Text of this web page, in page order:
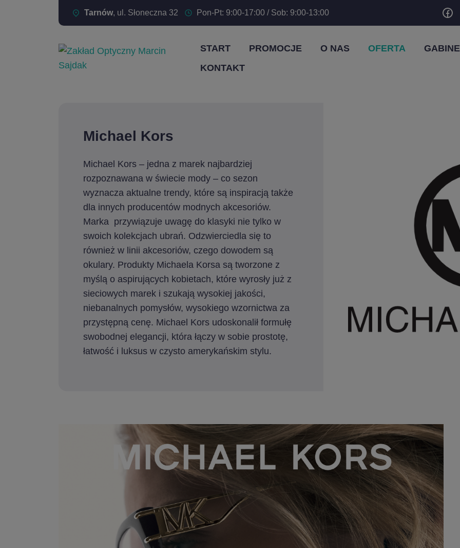
Tarnów, ul. Słoneczna 32 Pon-Pt: 9:00-17:00 / Sob: 9:00-13:00
START PROMOCJE O NAS OFERTA
KONTAKT
Michael Kors
Michael Kors – jedna z marek najbardziej
rozpoznawana w świecie mody – co sezon
wyznacza aktualne trendy, które są inspiracją także
dla innych producentów modnych akcesoriów.
Marka przywiązuje uwagę do klasyki nie tylko w
swoich kolekcjach ubrań. Odzwierciedla się to
również w linii akcesoriów, czego dowodem są
okulary. Produkty Michaela Korsa są tworzone z
myślą o aspirujących kobietach, które wyrosły już z
sieciowych marek i szukają wysokiej jakości,
niebanalnych pomysłów, wysokiego wzornictwa za
przystępną cenę. Michael Kors udoskonalił formułę
swobodnej elegancji, która łączy w sobie prostotę,
łatwość i luksus w czysto amerykańskim stylu.